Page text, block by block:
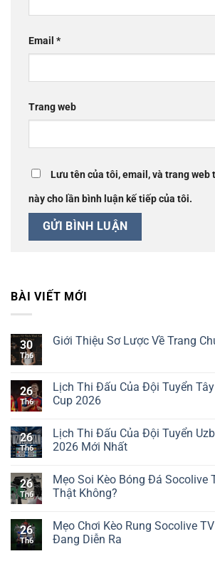
Email *
Trang web
Lưu tên của tôi, email, và trang web
này cho lần bình luận kế tiếp của tôi.
BÀI VIẾT MỚI
30
Th6
Giới Thiệu Sơ Lược Về Trang
luận
ở
Giới
Lược
Về
Trang
2026
26
Th6
Lịch Thi Đấu Của Đội Tuyển
Cup 2026
bình
luận
ở
Đấu
Của
Đội
Ban
Nha
World
26
Th6
Lịch Thi Đấu Của Đội Tuyển
2026 Mới Nhất
bình
luận
Đấu
Của
Đội
26
Th6
Mẹo Soi Kèo Bóng Đá Socolive
Thật Không?
bình
luận
ở
26
Th6
Mẹo Chơi Kèo Rung Socolive
Đang Diễn Ra